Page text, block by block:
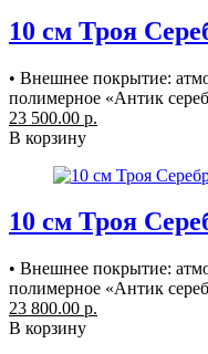
10 см Троя
• Внешнее покрытие:
полимерное «Антик
23 500.00 р.
В корзину
10 см Троя
• Внешнее покрытие:
полимерное «Антик
23 800.00 р.
В корзину